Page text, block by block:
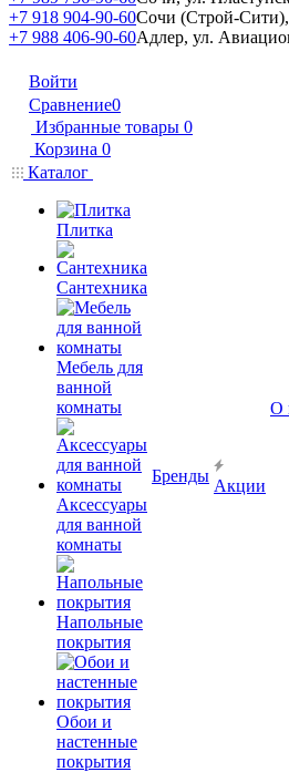
+7 918 904-90-60Сочи (Строй-Сити),
+7 988 406-90-60Адлер, ул.
Войти
Сравнение0
Избранные товары 0
Корзина 0
Каталог
Плитка
Сантехника
Мебель для
ванной
комнаты
Аксессуары
для ванной
комнаты
Напольные
покрытия
Обои и
настенные
покрытия
Бренды
Акции
О